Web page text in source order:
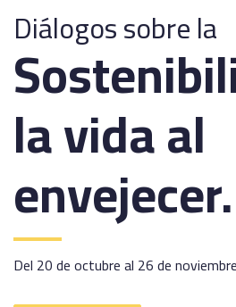
Diálogos sobre la
la vida al
envejecer.
Del 20 de octubre al 26 de